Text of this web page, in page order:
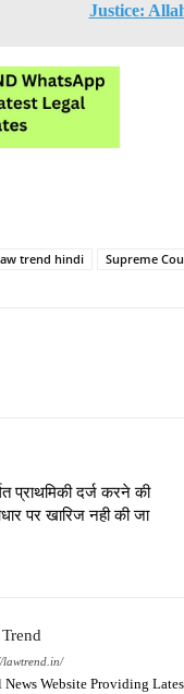
Justice:
trend hindi Supreme
प्राथमिकी दर्ज करने की
पर खारिज नही की जा
lawtrend.in/
News Website Providing